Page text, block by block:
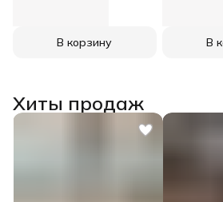
В корзину В
Хиты продаж